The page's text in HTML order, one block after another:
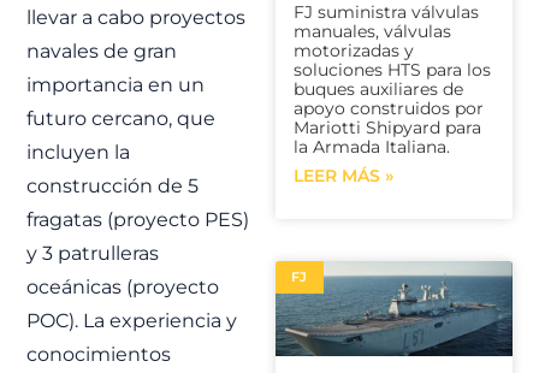
llevar a cabo proyectos
navales de gran
importancia en un
futuro cercano, que
incluyen la
construcción de 5
fragatas (proyecto PES)
y 3 patrulleras
oceánicas (proyecto
POC). La experiencia y
conocimientos
FJ suministra válvulas
manuales, válvulas
motorizadas y
soluciones HTS para los
buques auxiliares de
apoyo construidos por
Mariotti Shipyard para
la Armada Italiana.
LEER MÁS »
FJ